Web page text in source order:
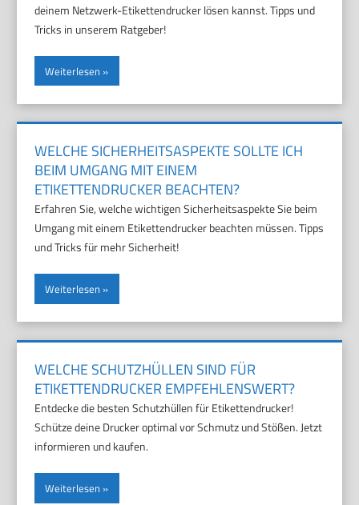
deinem Netzwerk-Etikettendrucker lösen kannst. Tipps und
Tricks in unserem Ratgeber!
Weiterlesen
WELCHE SICHERHEITSASPEKTE SOLLTE ICH
BEIM UMGANG MIT EINEM
ETIKETTENDRUCKER BEACHTEN?
Erfahren Sie, welche wichtigen Sicherheitsaspekte Sie beim
Umgang mit einem Etikettendrucker beachten müssen. Tipps
und Tricks für mehr Sicherheit!
Weiterlesen
WELCHE SCHUTZHÜLLEN SIND FÜR
ETIKETTENDRUCKER EMPFEHLENSWERT?
Entdecke die besten Schutzhüllen für Etikettendrucker!
Schütze deine Drucker optimal vor Schmutz und Stößen. Jetzt
informieren und kaufen.
Weiterlesen